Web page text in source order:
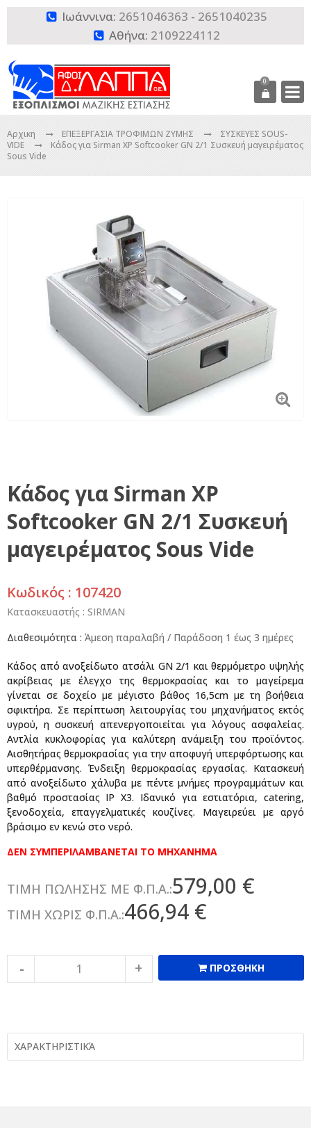
 Ιωάννινα: 2651046363 - 2651040235
 Αθήνα: 2109224112
0
Αρχικη ΕΠΕΞΕΡΓΑΣΙΑ ΤΡΟΦΙΜΩΝ ΖΥΜΗΣ
ΣΥΣΚΕΥΕΣ SOUS-
VIDE
Κάδος για Sirman XP Softcooker GN 2/1 Συσκευή μαγειρέματος
Sous Vide
Κάδος για Sirman XP
Softcooker GN 2/1 Συσκευή
μαγειρέματος Sous Vide
Κωδικός : 107420
Κατασκευαστής : SIRMAN
Διαθεσιμότητα : Άμεση παραλαβή / Παράδoση 1 έως 3 ημέρες
Κάδος από ανοξείδωτο ατσάλι GN 2/1 και θερμόμετρο υψηλής
ακρίβειας με έλεγχο της θερμοκρασίας και το μαγείρεμα
γίνεται σε δοχείο με μέγιστο βάθος 16,5cm με τη βοήθεια
σφικτήρα. Σε περίπτωση λειτουργίας του μηχανήματος εκτός
υγρού, η συσκευή απενεργοποιείται για λόγους ασφαλείας.
Αντλία κυκλοφορίας για καλύτερη ανάμειξη του προϊόντος.
Αισθητήρας θερμοκρασίας για την αποφυγή υπερφόρτωσης και
υπερθέρμανσης. Ένδειξη θερμοκρασίας εργασίας. Κατασκευή
από ανοξείδωτο χάλυβα με πέντε μνήμες προγραμμάτων και
βαθμό προστασίας IP X3. Ιδανικό για εστιατόρια, catering,
ξενοδοχεία, επαγγελματικές κουζίνες. Μαγειρεύει με αργό
βράσιμο εν κενώ στο νερό.
ΔΕΝ ΣΥΜΠΕΡΙΛΑΜΒΑΝΕΤΑΙ ΤΟ ΜΗΧΑΝΗΜΑ
ΤΙΜΗ ΠΩΛΗΣΗΣ ΜΕ Φ.Π.Α.:579,00 €
ΤΙΜΗ ΧΩΡΙΣ Φ.Π.Α.:466,94 €
ΠΡΟΣΘΗΚΗ
ΧΑΡΑΚΤΗΡΙΣΤΙΚΆ